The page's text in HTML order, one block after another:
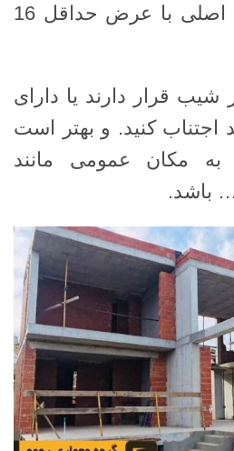
زمینی را در خیابان اصلی با عرض حداقل 16
شیب قرار دارند یا دارای
اجتناب کنید. و بهتر است
مکان عمومی مانند
باشد.